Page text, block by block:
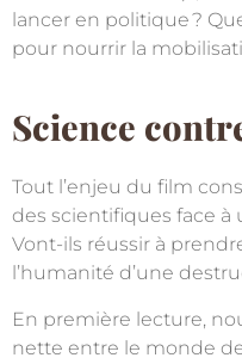
lancer en politique?
pour nourrir la
Science
Tout l’enjeu du film
des scientifiques face à
Vont-ils réussir à
l’humanité d’une
En première lecture,
nette entre le monde